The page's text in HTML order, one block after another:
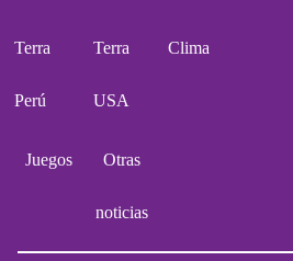
Terra
Perú
Terra
USA
Clima
Juegos Otras
noticias